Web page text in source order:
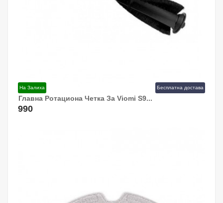
На Залиха Бесплатна достава
Главна Ротациона Четка За Viomi S9...
990
Додај Во Кошница!